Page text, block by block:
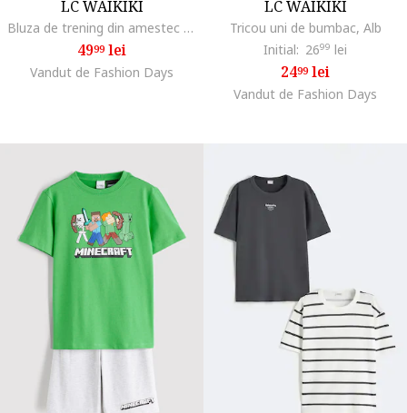
LC WAIKIKI
Bluza de trening din amestec de bumbac cu snur in talie, Negru stins
4999lei
Vandut de Fashion Days
LC WAIKIKI
Tricou uni de bumbac, Alb
Initial: 2699 lei
2499lei
Vandut de Fashion Days